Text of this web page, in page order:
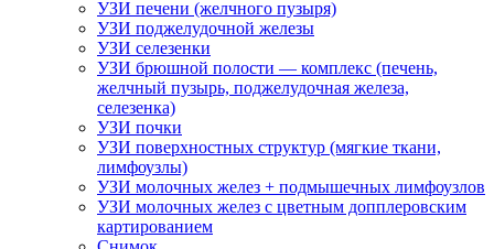
УЗИ печени (желчного пузыря)
УЗИ поджелудочной железы
УЗИ селезенки
УЗИ брюшной полости — комплекс (печень,
желчный пузырь, поджелудочная железа,
селезенка)
УЗИ почки
УЗИ поверхностных структур (мягкие ткани,
лимфоузлы)
УЗИ молочных желез + подмышечных лимфоузлов
УЗИ молочных желез с цветным допплеровским
картированием